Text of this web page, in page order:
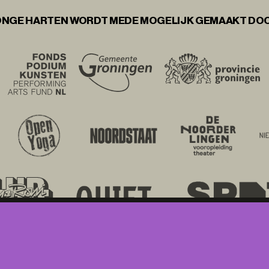
HARTEN WORDT MEDE MOGELIJK GEMAAKT